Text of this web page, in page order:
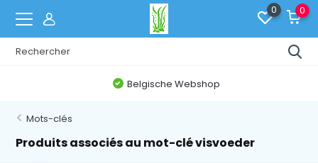
0 0
Belgische Webshop
Mots-clés
Produits associés au mot-clé visvoeder